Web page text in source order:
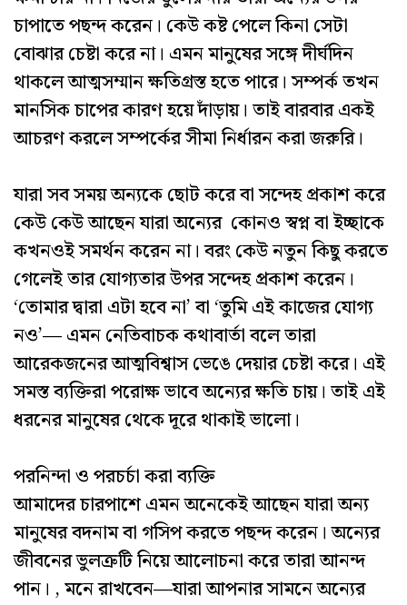
চাপাতে পছন্দ করেন। কেউ কষ্ট পেলে কিনা সেটা
বোঝার চেষ্টা করে না। এমন মানুষের সঙ্গে দীর্ঘদিন
থাকলে আত্মসম্মান ক্ষতিগ্রস্ত হতে পারে। সম্পর্ক তখন
মানসিক চাপের কারণ হয়ে দাঁড়ায়। তাই বারবার একই
আচরণ করলে সম্পর্কের সীমা নির্ধারন করা জরুরি।
যারা সব সময় অন্যকে ছোট করে বা সন্দেহ প্রকাশ করে
কেউ কেউ আছেন যারা অন্যের কোনও স্বপ্ন বা ইচ্ছাকে
কখনওই সমর্থন করেন না। বরং কেউ নতুন কিছু করতে
গেলেই তার যোগ্যতার উপর সন্দেহ প্রকাশ করেন।
‘তোমার দ্বারা এটা হবে না’ বা ‘তুমি এই কাজের যোগ্য
নও’— এমন নেতিবাচক কথাবার্তা বলে তারা
আরেকজনের আত্মবিশ্বাস ভেঙে দেয়ার চেষ্টা করে। এই
সমস্ত ব্যক্তিরা পরোক্ষ ভাবে অন্যের ক্ষতি চায়। তাই এই
ধরনের মানুষের থেকে দূরে থাকাই ভালো।
পরনিন্দা ও পরচর্চা করা ব্যক্তি
আমাদের চারপাশে এমন অনেকেই আছেন যারা অন্য
মানুষের বদনাম বা গসিপ করতে পছন্দ করেন। অন্যের
জীবনের ভুলত্রুটি নিয়ে আলোচনা করে তারা আনন্দ
পান। , মনে রাখবেন—যারা আপনার সামনে অন্যের